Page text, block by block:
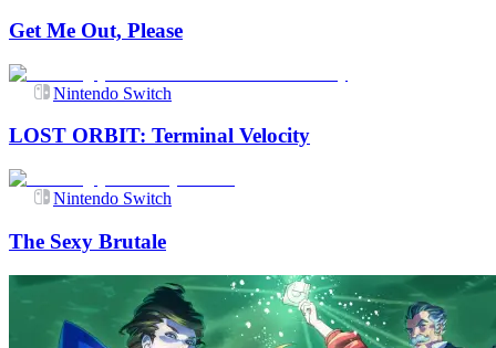
Get Me Out, Please
Nintendo Switch
LOST ORBIT: Terminal Velocity
Nintendo Switch
The Sexy Brutale